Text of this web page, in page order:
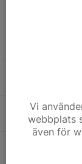
Vi
webbplats
även för